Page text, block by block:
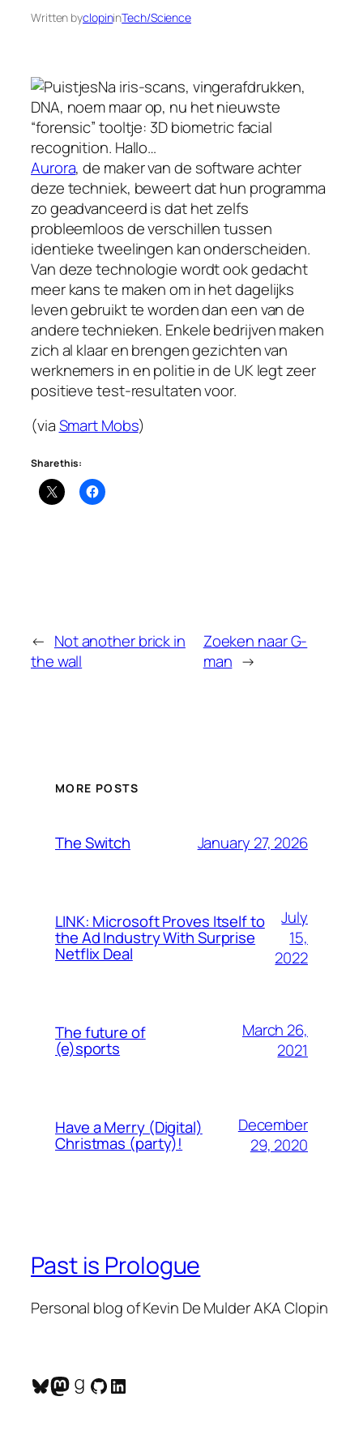
Written byclopininTech/Science
Na iris-scans, vingerafdrukken,
DNA, noem maar op, nu het nieuwste
“forensic” tooltje: 3D biometric facial
recognition. Hallo…
Aurora, de maker van de software achter
deze techniek, beweert dat hun programma
zo geadvanceerd is dat het zelfs
probleemloos de verschillen tussen
identieke tweelingen kan onderscheiden.
Van deze technologie wordt ook gedacht
meer kans te maken om in het dagelijks
leven gebruikt te worden dan een van de
andere technieken. Enkele bedrijven maken
zich al klaar en brengen gezichten van
werknemers in en politie in de UK legt zeer
positieve test-resultaten voor.
(viaSmart Mobs)
Share this:
← Not another brick in
the wall
Zoeken naar G-
man →
MORE POSTS
The Switch January 27, 2026
LINK: Microsoft Proves Itself to
the Ad Industry With Surprise
Netflix Deal
July
15,
2022
The future of
(e)sports
March 26,
2021
Have a Merry (Digital)
Christmas (party)!
December
29, 2020
Past is Prologue
Personal blog of Kevin De Mulder AKA Clopin
Bluesky
Mastodon
Goodreads
GitHub
LinkedIn